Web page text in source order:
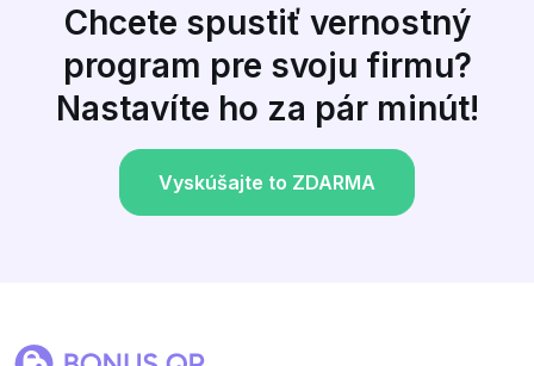
Chcete spustiť vernostný
program pre svoju firmu?
Nastavíte ho za pár minút!
Vyskúšajte to ZDARMA